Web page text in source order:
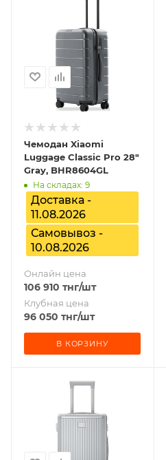
Чемодан Xiaomi
Luggage Classic Pro 28"
Gray, BHR8604GL
На складах: 9
Доставка -
11.08.2026
Самовывоз -
10.08.2026
Онлайн цена
106 910 тнг/шт
Клубная цена
96 050 тнг/шт
В КОРЗИНУ